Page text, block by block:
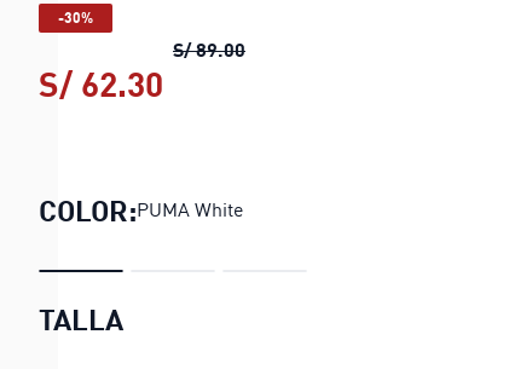
-30%
S/ 89.00Polo WARDROBE Essentials
S/ 62.30
COLOR:PUMA White
TALLA